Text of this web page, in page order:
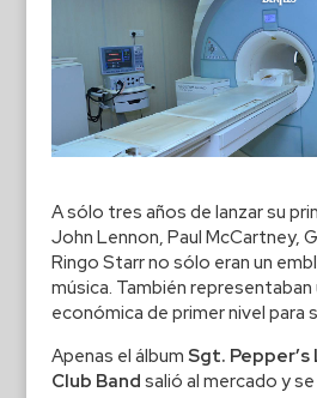
A sólo tres años de lanzar su
John Lennon, Paul McCartney,
Ringo Starr no sólo eran un
música. También representaban
económica de primer nivel para
Apenas el álbum Sgt.
Club Band salió al mercado y